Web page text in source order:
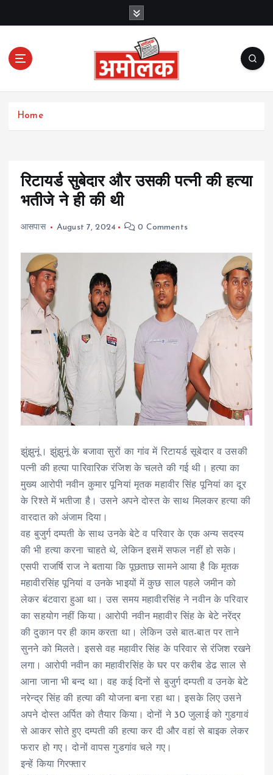
c
Amolak News
Home
रिटायर्ड सुबेदार और उसकी पत्नी की हत्या
भतीजे ने ही की थी
आसपास August 7, 2024 0 Comments
झुंझुनूं। झुंझुनूं के बजावा सुरों का गांव में रिटायर्ड सूबेदार व उसकी
पत्नी की हत्या पारिवारिक रंजिश के चलते की गई थी। हत्या का
मुख्य आरोपी नवीन कुमार पूनियां मृतक महावीर सिंह पूनियां का दूर
के रिश्ते में भतीजा है। उसने अपने दोस्त के साथ मिलकर हत्या की
वारदात को अंजाम दिया।
वह बुजुर्ग दम्पती के साथ उनके बेटे व परिवार के एक अन्य सदस्य
की भी हत्या करना चाहते थे, लेकिन इसमें सफल नहीं हो सके।
एसपी राजर्षि राज ने बताया कि पूछताछ सामने आया है कि मृतक
महावीरसिंह पूनियां व उनके भाइयों में कुछ साल पहले जमीन को
लेकर बंटवारा हुआ था। उस समय महावीरसिंह ने नवीन के परिवार
का सहयोग नहीं किया। आरोपी नवीन महावीर सिंह के बेटे नरेंद्र
की दुकान पर ही काम करता था। लेकिन उसे बात-बात पर ताने
सुनने को मिलते। इससे वह महावीर सिंह के परिवार से रंजिश रखने
लगा। आरोपी नवीन का महावीरसिंह के घर पर करीब डेढ साल से
आना जाना भी बन्द था। वह कई दिनों से बुजुर्ग दम्पती व उनके बेटे
नरेन्द्र सिंह की हत्या की योजना बना रहा था। इसके लिए उसने
अपने दोस्त अर्पित को तैयार किया। दोनों ने 30 जुलाई को गुडगावं
से आकर सोते हुए दम्पती की हत्या कर दी और वहां से बाइक लेकर
फरार हो गए। दोनों वापस गुडगांव चले गए।
इन्हें किया गिरफ्तार